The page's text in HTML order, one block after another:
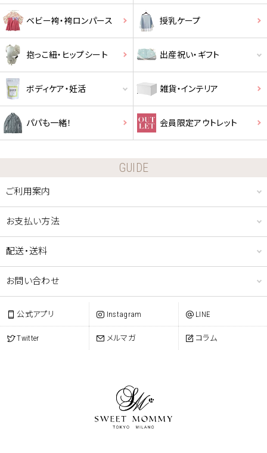
ベビー袴・袴ロンパース 授乳ケープ
抱っこ紐・ヒップシート 出産祝い・ギフト
ボディケア・妊活 雑貨・インテリア
パパも一緒！ 会員限定アウトレット
GUIDE
ご利用案内
お支払い方法
配送・送料
お問い合わせ
公式アプリ Instagram LINE
Twitter メルマガ コラム
クーポンコードをコピーしました。
ショッピングカート画面にてご入力ください。